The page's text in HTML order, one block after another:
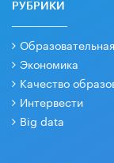
РУБРИКИ
Экономика
Качество
Интервести
Big data